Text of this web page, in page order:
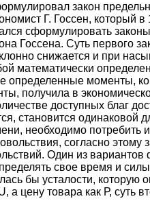
закон
Г. Госсен, который в
сформулировать
Госсена. Суть первого
снижается и при
математически
определенные моменты,
получила в
доступных благ
становится одинаковой
необходимо потребить
согласно этому
Один из вариантов
свое время и
бы усталости, которую
цену товара как Р, суть